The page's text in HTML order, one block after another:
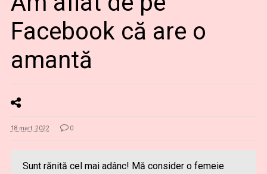
Facebook că are o
amantă
18 mart. 2022 0
Sunt rănită cel mai adânc! Mă consider o femeie